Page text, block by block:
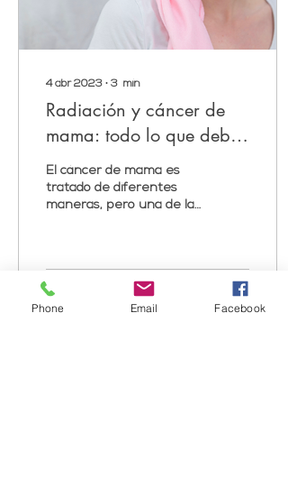
4 abr 2023 ∙ 3 min
Radiación y cáncer de
mama: todo lo que debes
saber.
El cáncer de mama es
tratado de diferentes
maneras, pero una de las
de...
0
Phone Email Facebook